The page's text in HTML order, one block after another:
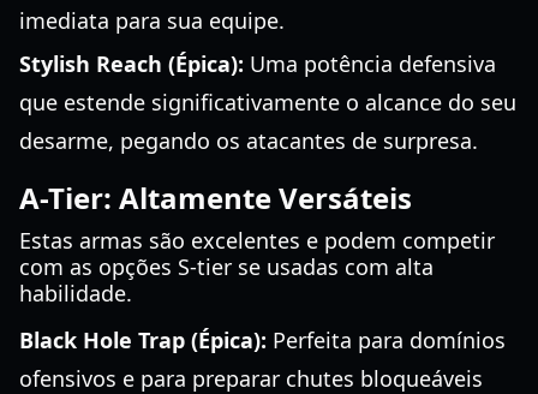
imediata para sua equipe.
Stylish Reach (Épica): Uma potência defensiva
que estende significativamente o alcance do seu
desarme, pegando os atacantes de surpresa.
A-Tier: Altamente Versáteis
Estas armas são excelentes e podem competir
com as opções S-tier se usadas com alta
habilidade.
Black Hole Trap (Épica): Perfeita para domínios
ofensivos e para preparar chutes bloqueáveis